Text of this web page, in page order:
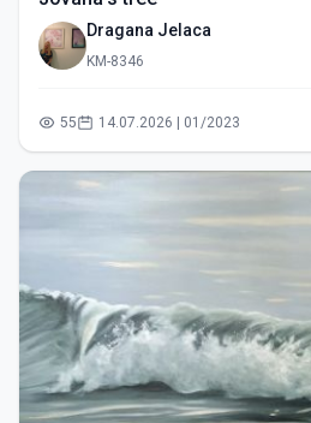
Dragana Jelaca
KM-8346
55 14.07.2026 | 01/2023